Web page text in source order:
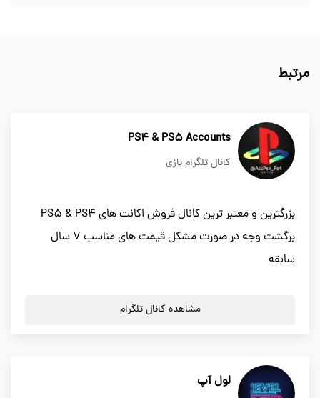
مرتبط
PS4 & PS5 Accounts
کانال تلگرام بازی
بزرگترین و معتبر ترین کانال فروش اکانت های PS5 & PS4
برگشت وجه در صورت مشکل قیمت های مناسب 7 سال
سابقه
مشاهده کانال تلگرام
لول آپ